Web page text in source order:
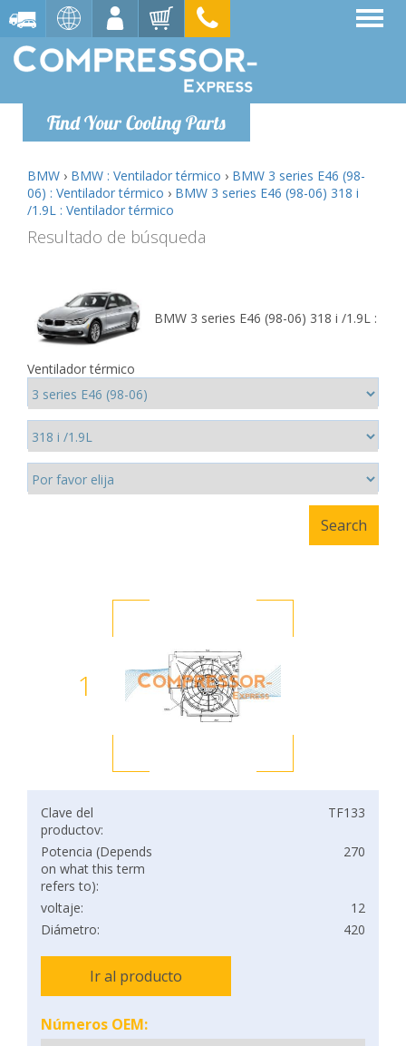
Find Your Cooling Parts
BMW › BMW : Ventilador térmico › BMW 3 series E46 (98-
06) : Ventilador térmico › BMW 3 series E46 (98-06) 318 i
/1.9L : Ventilador térmico
Resultado de búsqueda
BMW 3 series E46 (98-06) 318 i /1.9L :
Ventilador térmico
1
Clave del
productov:
TF133
Potencia (Depends
on what this term
refers to):
270
voltaje:
12
Diámetro:
420
Ir al producto
Números OEM: